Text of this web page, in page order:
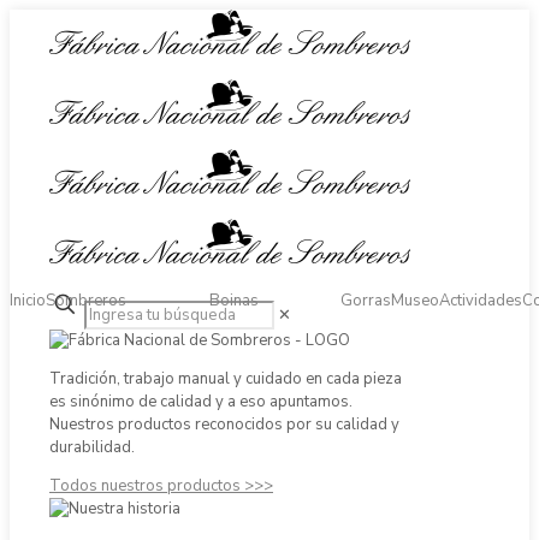
InicioSombreros Boinas GorrasMuseoActividades
✕
Tradición, trabajo manual y cuidado en cada pieza
es sinónimo de calidad y a eso apuntamos.
Nuestros productos reconocidos por su calidad y
durabilidad.
Todos nuestros productos >>>